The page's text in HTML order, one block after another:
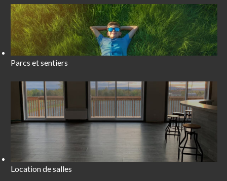
Parcs et sentiers
Location de salles